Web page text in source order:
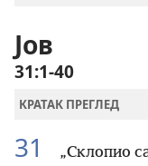
Јов
31:1-40
КРАТАК ПРЕГЛЕД
31 „Склопио